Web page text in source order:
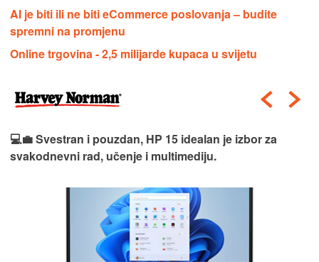
AI je biti ili ne biti eCommerce poslovanja – budite
spremni na promjenu
Online trgovina - 2,5 milijarde kupaca u svijetu
💻💼 Svestran i pouzdan, HP 15 idealan je izbor za
svakodnevni rad, učenje i multimediju.